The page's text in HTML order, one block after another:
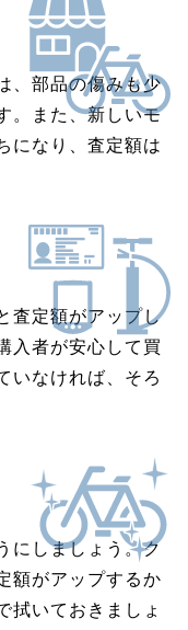
、部品の傷みも少
。また、新しいモ
になり、査定額は
査定額がアップし
入者が安心して買
いなければ、そろ
にしましょう。ク
額がアップするか
拭いておきましょ